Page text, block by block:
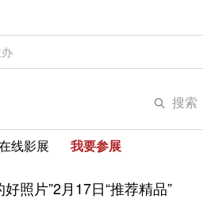
搜索
线影展 我要参展
照片”2月17日“推荐精品”